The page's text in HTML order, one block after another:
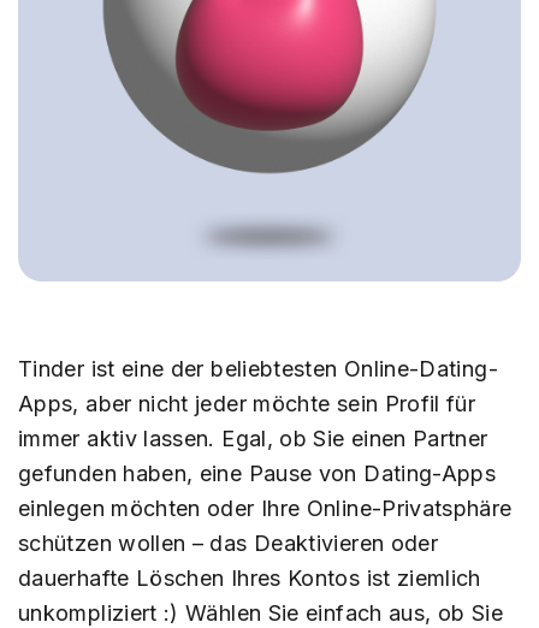
Tinder ist eine der beliebtesten Online-Dating-
Apps, aber nicht jeder möchte sein Profil für
immer aktiv lassen. Egal, ob Sie einen Partner
gefunden haben, eine Pause von Dating-Apps
einlegen möchten oder Ihre Online-Privatsphäre
schützen wollen – das Deaktivieren oder
dauerhafte Löschen Ihres Kontos ist ziemlich
unkompliziert :) Wählen Sie einfach aus, ob Sie